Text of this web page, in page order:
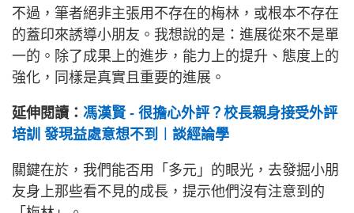
不過，筆者絕非主張用不存在的梅林，或根本不存在
的蓋印來誘導小朋友。我想說的是：進展從來不是單
一的。除了成果上的進步，能力上的提升、態度上的
強化，同樣是真實且重要的進展。
延伸閱讀： 馮漢賢 - 很擔心外評？校長親身接受外評
培訓 發現益處意想不到︱談經論學
關鍵在於，我們能否用「多元」的眼光，去發掘小朋
友身上那些看不見的成長，提示他們沒有注意到的